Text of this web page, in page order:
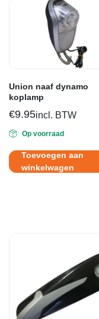
Union naaf dynamo
koplamp
€9.95incl. BTW
Op voorraad
Toevoegen aan
winkelwagen